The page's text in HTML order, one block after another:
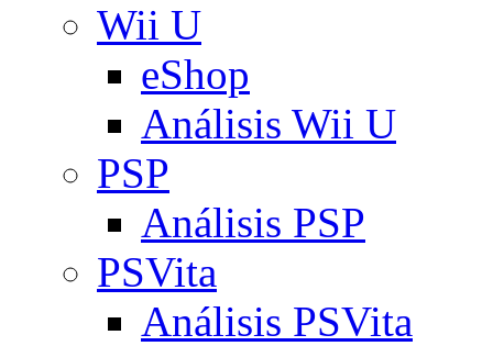
Wii U
eShop
Análisis Wii U
PSP
Análisis PSP
PSVita
Análisis PSVita